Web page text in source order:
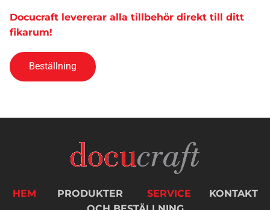
Docucraft levererar alla tillbehör direkt till ditt
fikarum!
Beställning
HEM PRODUKTER SERVICE
KONTAKT